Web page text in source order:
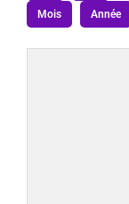
Mois Année